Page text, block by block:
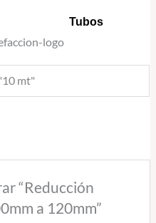
Tubos
mt"
“Reducción
a 120mm”